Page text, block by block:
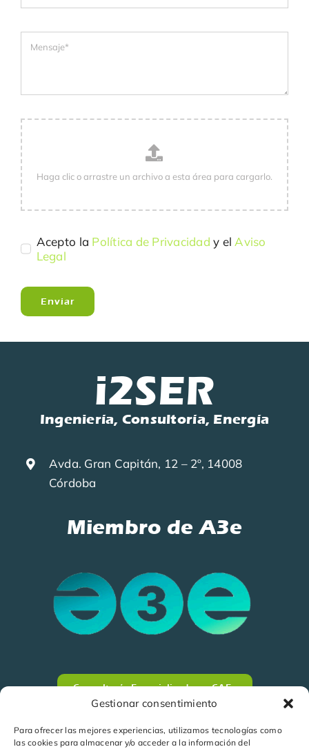
Gestionar consentimiento
Para ofrecer las mejores experiencias, utilizamos tecnologías como
las cookies para almacenar y/o acceder a la información del
Acepto la Política de Privacidad y el Aviso
Legal
Enviar
i2SER
Ingeniería, Consultoría, Energía
Avda. Gran Capitán, 12 – 2º, 14008
Córdoba
Miembro de A3e
Consultoría Especializada en CAEs